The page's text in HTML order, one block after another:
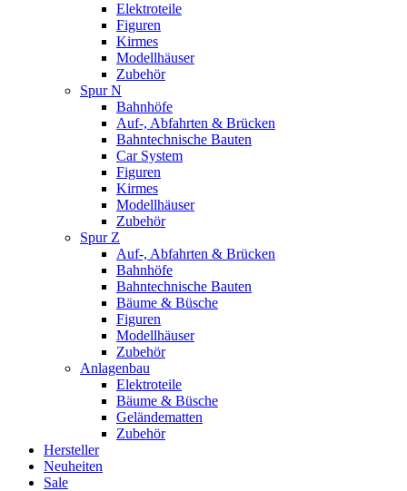
Elektroteile
Figuren
Kirmes
Modellhäuser
Zubehör
Spur N
Bahnhöfe
Auf-, Abfahrten & Brücken
Bahntechnische Bauten
Car System
Figuren
Kirmes
Modellhäuser
Zubehör
Spur Z
Auf-, Abfahrten & Brücken
Bahnhöfe
Bahntechnische Bauten
Bäume & Büsche
Figuren
Modellhäuser
Zubehör
Anlagenbau
Elektroteile
Bäume & Büsche
Geländematten
Zubehör
Hersteller
Neuheiten
Sale